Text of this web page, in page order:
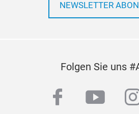
NEWSLETTER
Folgen Sie uns
facebook